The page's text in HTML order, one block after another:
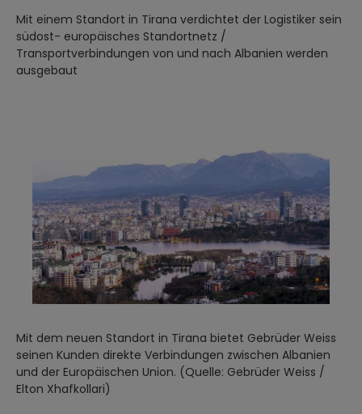
Mit einem Standort in Tirana verdichtet der Logistiker sein
südost- europäisches Standortnetz /
Transportverbindungen von und nach Albanien werden
ausgebaut
Mit dem neuen Standort in Tirana bietet Gebrüder Weiss
seinen Kunden direkte Verbindungen zwischen Albanien
und der Europäischen Union. (Quelle: Gebrüder Weiss /
Elton Xhafkollari)